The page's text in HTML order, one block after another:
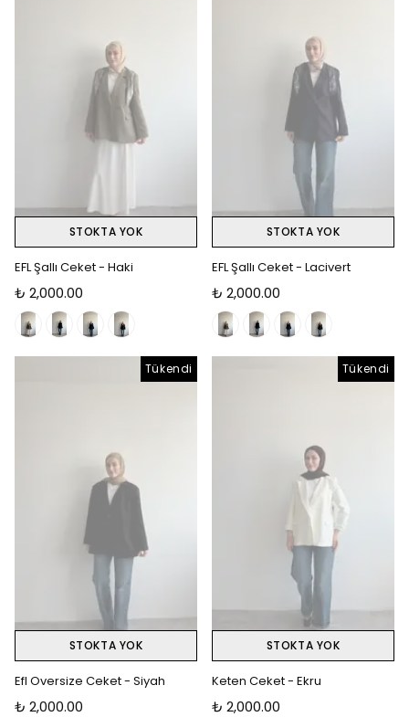
STOKTA YOK
EFL Şallı Ceket - Haki
₺ 2,000.00
STOKTA YOK
EFL Şallı Ceket - Lacivert
₺ 2,000.00
Tükendi
STOKTA YOK
Efl Oversize Ceket - Siyah
₺ 2,000.00
Tükendi
STOKTA YOK
Keten Ceket - Ekru
₺ 2,000.00